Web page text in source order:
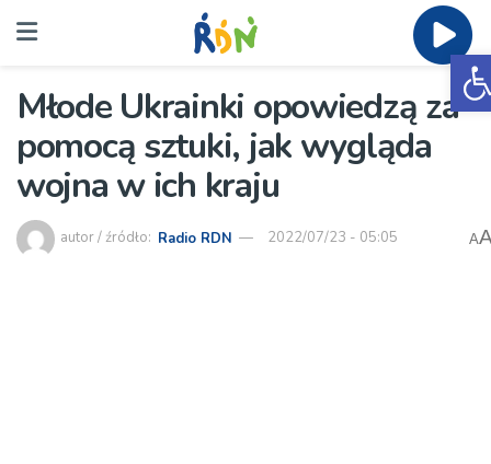
Młode Ukrainki opowiedzą za
pomocą sztuki, jak wygląda
wojna w ich kraju
autor / źródło: Radio RDN 2022/07/23 - 05:05 A